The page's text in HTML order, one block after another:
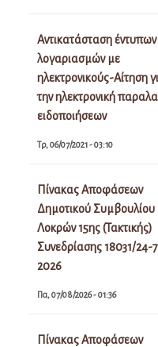
Αντικατάσταση έντυπων
λογαριασμών με
ηλεκτρονικούς-Αίτηση
την ηλεκτρονική
ειδοποιήσεων
Τρ, 06/07/2021 - 03:10
Πίνακας Αποφάσεων
Δημοτικού Συμβουλίου
Λοκρών 15ης (Τακτικής)
Συνεδρίασης 18031/24-
2026
Πα, 07/08/2026 - 01:36
Πίνακας Αποφάσεων